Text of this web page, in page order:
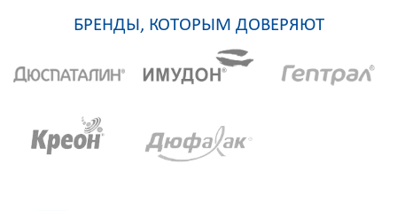
БРЕНДЫ, КОТОРЫМ ДОВЕРЯЮТ